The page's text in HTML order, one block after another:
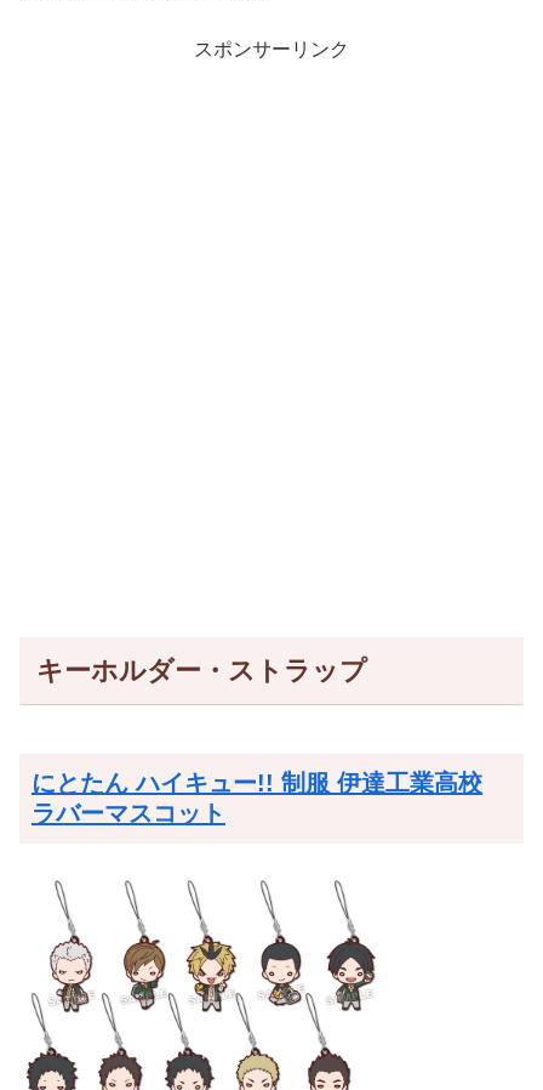
スポンサーリンク
キーホルダー・ストラップ
にとたん ハイキュー!! 制服 伊達工業高校
ラバーマスコット